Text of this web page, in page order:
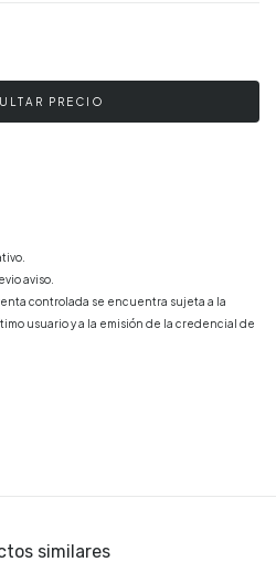
aviso.
controlada se encuentra sujeta a la
usuario y a la emisión de la credencial de
similares